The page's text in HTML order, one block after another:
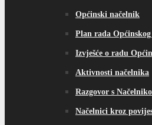
Općinski načelnik
Plan rada
Izvješće o radu
Aktivnosti načelnika
Razgovor s
Načelnici kroz